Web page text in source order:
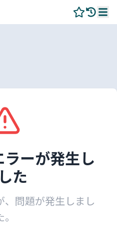
ーが発生し
た
、問題が発生しまし